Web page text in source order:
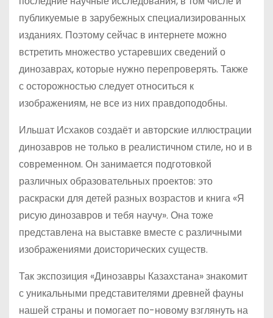
публикуемые в зарубежных специализированных
изданиях. Поэтому сейчас в интернете можно
встретить множество устаревших сведений о
динозаврах, которые нужно перепроверять. Также
с осторожностью следует относиться к
изображениям, не все из них правдоподобны.
Ильшат Исхаков создаёт и авторские иллюстрации
динозавров не только в реалистичном стиле, но и в
современном. Он занимается подготовкой
различных образовательных проектов: это
раскраски для детей разных возрастов и книга «Я
рисую динозавров и тебя научу». Она тоже
представлена на выставке вместе с различными
изображениями доисторических существ.
Так экспозиция «Динозавры Казахстана» знакомит
с уникальными представителями древней фауны
нашей страны и помогает по-новому взглянуть на